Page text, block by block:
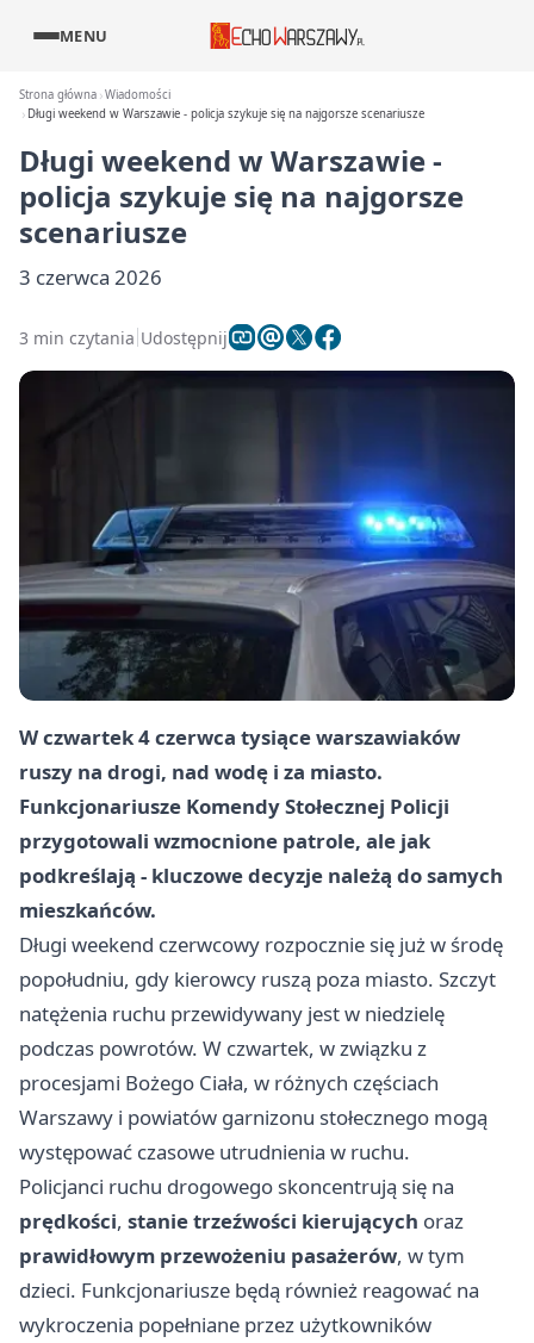
MENU
Strona główna Wiadomości
Długi weekend w Warszawie - policja szykuje się na najgorsze scenariusze
Długi weekend w Warszawie -
policja szykuje się na najgorsze
scenariusze
3 czerwca 2026
3 min czytania Udostępnij
W czwartek 4 czerwca tysiące warszawiaków
ruszy na drogi, nad wodę i za miasto.
Funkcjonariusze Komendy Stołecznej Policji
przygotowali wzmocnione patrole, ale jak
podkreślają - kluczowe decyzje należą do samych
mieszkańców.
Długi weekend czerwcowy rozpocznie się już w środę
popołudniu, gdy kierowcy ruszą poza miasto. Szczyt
natężenia ruchu przewidywany jest w niedzielę
podczas powrotów. W czwartek, w związku z
procesjami Bożego Ciała, w różnych częściach
Warszawy i powiatów garnizonu stołecznego mogą
występować czasowe utrudnienia w ruchu.
Policjanci ruchu drogowego skoncentrują się na
prędkości, stanie trzeźwości kierujących oraz
prawidłowym przewożeniu pasażerów, w tym
dzieci. Funkcjonariusze będą również reagować na
wykroczenia popełniane przez użytkowników